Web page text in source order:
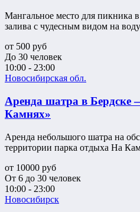
Мангальное место для пикника
залива с чудесным видом на
от 500 руб
До 30 человек
10:00 - 23:00
Новосибирская обл.
Аренда шатра в
Камнях»
Аренда небольшого шатра на
территории парка отдыха На
от 10000 руб
От 6 до 30 человек
10:00 - 23:00
Новосибирск